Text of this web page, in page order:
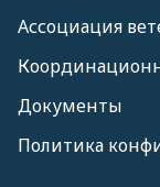
Ассоциация
Документы
Политика